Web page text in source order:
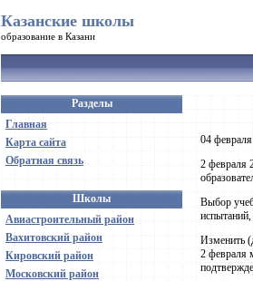
Казанские школы
образование в Казани
Разделы
Главная
Карта сайта
Обратная связь
Школы
Авиастроительный район
Вахитовский район
Кировский район
Московский район
04
2 февраля
Выбор
Изменить
2 февраля